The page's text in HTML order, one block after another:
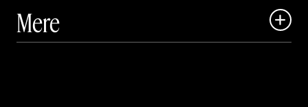
 Art Matter Festival
Mere 